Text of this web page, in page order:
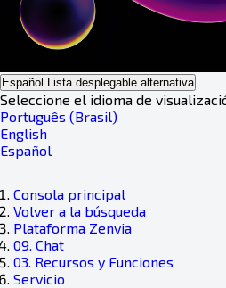
Español Lista desplegable alternativa
Seleccione el idioma de
Português (Brasil)
English
Español
Consola principal
Volver a la búsqueda
Plataforma Zenvia
09. Chat
03. Recursos y Funciones
Servicio